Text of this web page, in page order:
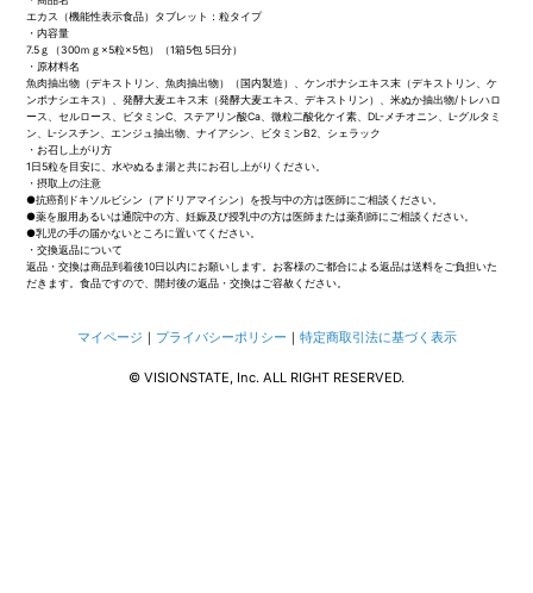
エカス（機能性表示食品）タブレット：粒タイプ
・内容量
7.5ｇ（300ｍｇ×5粒×5包）（1箱5包 5日分）
・原材料名
魚肉抽出物（デキストリン、魚肉抽出物）（国内製造）、ケンポナシエキス末（デキストリン、ケ
ンポナシエキス）、発酵大麦エキス末（発酵大麦エキス、デキストリン）、米ぬか抽出物/トレハロ
ース、セルロース、ビタミンC、ステアリン酸Ca、微粒二酸化ケイ素、DL-メチオニン、L-グルタミ
ン、L-シスチン、エンジュ抽出物、ナイアシン、ビタミンB2、シェラック
・お召し上がり方
1日5粒を目安に、水やぬるま湯と共にお召し上がりください。
・摂取上の注意
●抗癌剤ドキソルビシン（アドリアマイシン）を投与中の方は医師にご相談ください。
●薬を服用あるいは通院中の方、妊娠及び授乳中の方は医師または薬剤師にご相談ください。
●乳児の手の届かないところに置いてください。
・交換返品について
返品・交換は商品到着後10日以内にお願いします。お客様のご都合による返品は送料をご負担いた
だきます。食品ですので、開封後の返品・交換はご容赦ください。
マイページ ｜ プライバシーポリシー ｜ 特定商取引法に基づく表示
© VISIONSTATE, Inc. ALL RIGHT RESERVED.